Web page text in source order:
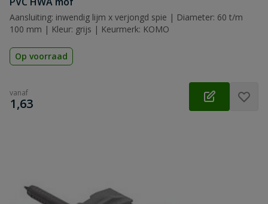
Aansluiting: inwendig lijm x verjongd spie | Diameter: 60 t/m
100 mm | Kleur: grijs | Keurmerk: KOMO
Op voorraad
vanaf
€
1,63